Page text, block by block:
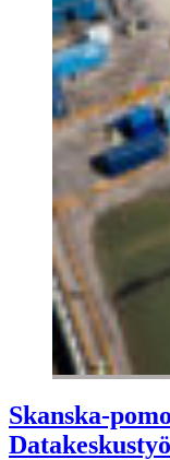
Skanska-